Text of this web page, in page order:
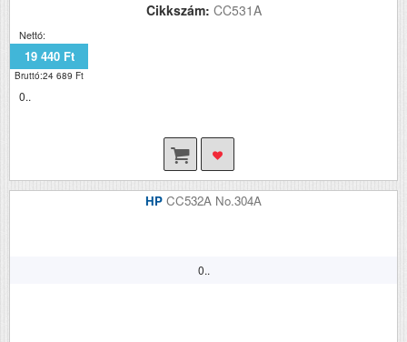
Cikkszám: CC531A
Nettó:
19 440 Ft
Bruttó:24 689 Ft
0..
HP CC532A No.304A
0..